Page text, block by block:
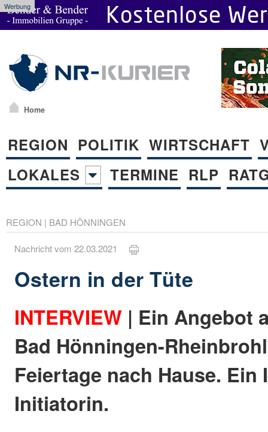
Werbung
Home
REGION POLITIK WIRTSCHAFT
LOKALES
TERMINE RLP
REGION | BAD HÖNNINGEN
Nachricht vom 22.03.2021
Ostern in der Tüte
INTERVIEW | Ein Angebot
Bad Hönningen-
Feiertage nach Hause.
Initiatorin.